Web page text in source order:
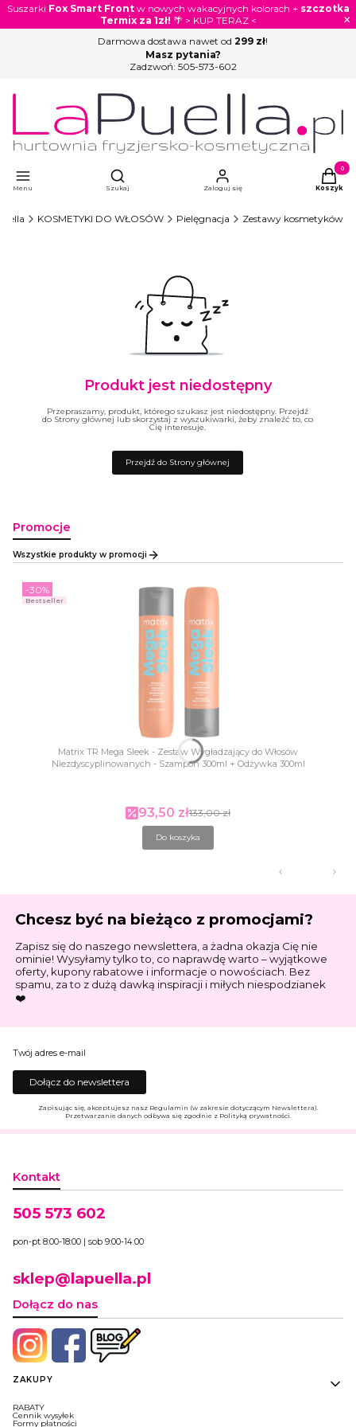
Suszarki Fox Smart Frontw nowych wakacyjnych kolorach + szczotka
Termix za 1zł! 🌴 > KUP TERAZ < ×
Darmowa dostawa nawet od 299 zł!
Masz pytania?
Zadzwoń: 505-573-602
Menu
Otwórz wyszukiwarkę
Szukaj Zaloguj się Koszyk
KOSMETYKI DO WŁOSÓW Pielęgnacja Zestawy kosmetyków
Produkt jest niedostępny
Przepraszamy, produkt, którego szukasz jest niedostępny. Przejdź
do Strony głównej lub skorzystaj z wyszukiwarki, żeby znaleźć to, co
Cię interesuje.
Przejdź do Strony głównej
Promocje
Wszystkie produkty w promocji
Bestseller
Matrix TR Mega Sleek - Zestaw Wygładzający do Włosów
Niezdyscyplinowanych - Szampon 300ml + Odżywka 300ml
Cena promocyjna
93,50 zł133,00 zł
-30%
Do koszyka
Chcesz być na bieżąco z promocjami?
Zapisz się do naszego newslettera, a żadna okazja Cię nie
ominie! Wysyłamy tylko to, co naprawdę warto – wyjątkowe
oferty, kupony rabatowe i informacje o nowościach. Bez
spamu, za to z dużą dawką inspiracji i miłych niespodzianek
❤️
Twój adres e-mail
Dołącz do newslettera
Zapisując się, akceptujesz nasz Regulamin (w zakresie dotyczącym Newslettera).
Przetwarzanie danych odbywa się zgodnie z Polityką prywatności.
Kontakt
505 573 602
pon-pt 8:00-18:00 | sob 9:00-14:00
sklep@lapuella.pl
Dołącz do nas
Linki w stopce
ZAKUPY
RABATY
Cennik wysyłek
Formy płatności